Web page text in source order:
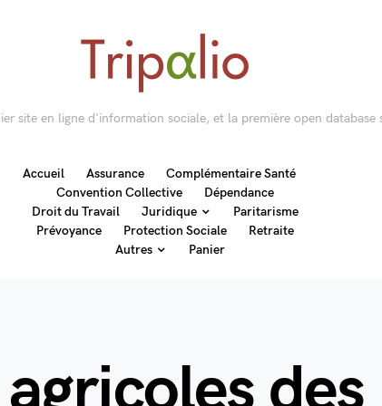
site en ligne d'information sociale, et la première open database
Accueil Assurance
Complémentaire Santé
Convention Collective
Dépendance
Droit du Travail
Juridique
Paritarisme
Prévoyance
Protection Sociale
Retraite
Autres
Panier